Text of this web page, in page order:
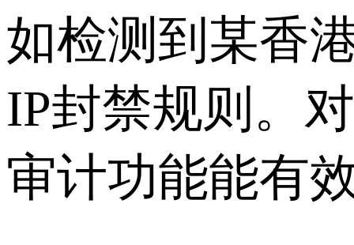
如检测到某香
IP封禁规则。
审计功能能有